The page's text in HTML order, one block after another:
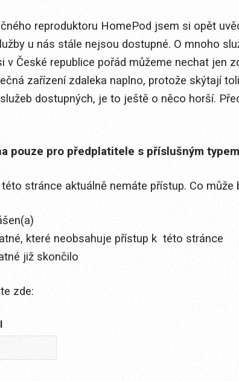
reproduktoru HomePod jsem si opět
u nás stále nejsou dostupné. O mnoho
v České republice pořád můžeme nechat jen
zařízení zdaleka naplno, protože skýtají
dostupných, je to ještě o něco horší.
pouze pro předplatitele s příslušným
stránce aktuálně nemáte přístup. Co může
které neobsahuje přístup k této stránce
již skončilo
zde: